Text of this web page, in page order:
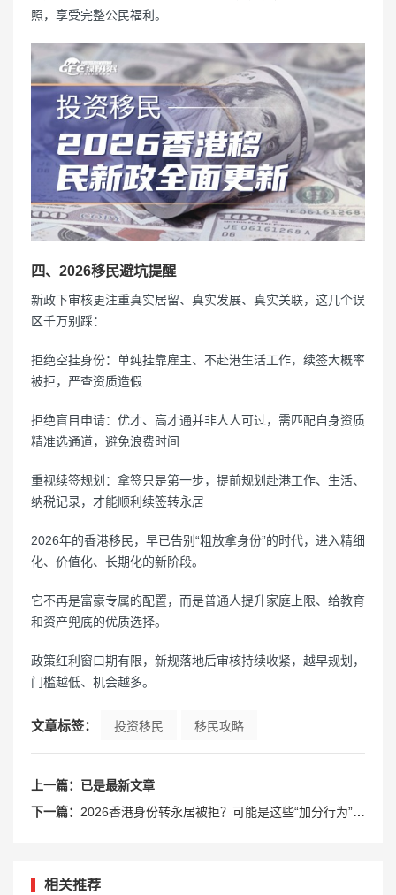
照，享受完整公民福利。
四、2026移民避坑提醒
新政下审核更注重真实居留、真实发展、真实关联，这几个误
区千万别踩：
拒绝空挂身份：单纯挂靠雇主、不赴港生活工作，续签大概率
被拒，严查资质造假
拒绝盲目申请：优才、高才通并非人人可过，需匹配自身资质
精准选通道，避免浪费时间
重视续签规划：拿签只是第一步，提前规划赴港工作、生活、
纳税记录，才能顺利续签转永居
2026年的香港移民，早已告别“粗放拿身份”的时代，进入精细
化、价值化、长期化的新阶段。
它不再是富豪专属的配置，而是普通人提升家庭上限、给教育
和资产兜底的优质选择。
政策红利窗口期有限，新规落地后审核持续收紧，越早规划，
门槛越低、机会越多。
文章标签： 投资移民 移民攻略
上一篇： 已是最新文章
下一篇： 2026香港身份转永居被拒？可能是这些“加分行为”你没做到位
相关推荐